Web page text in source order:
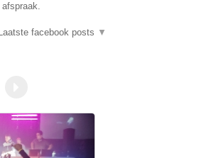
afspraak.
Laatste facebook posts ▼